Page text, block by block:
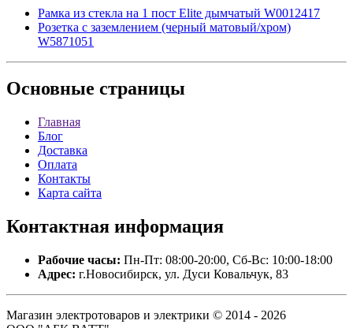
Рамка из стекла на 1 пост Elite дымчатый W0012417
Розетка с заземлением (черный матовый/хром)
W5871051
Основные страницы
Главная
Блог
Доставка
Оплата
Контакты
Карта сайта
Контактная информация
Рабочие часы: Пн-Пт: 08:00-20:00, Сб-Вс: 10:00-18:00
Адрес: г.Новосибирск, ул. Дуси Ковальчук, 83
Магазин электротоваров и электрики © 2014 - 2026